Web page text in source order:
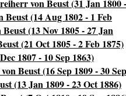
von Beust (31 Jan 1800 -
Beust (14 Aug 1802 - 1 Feb
(13 Nov 1805 - 27 Jan
(21 Oct 1805 - 2 Feb 1875)
1807 - 10 Sep 1863)
Beust (16 Sep 1809 - 30 Sep
(13 Jan 1809 - 23 Oct 1886)